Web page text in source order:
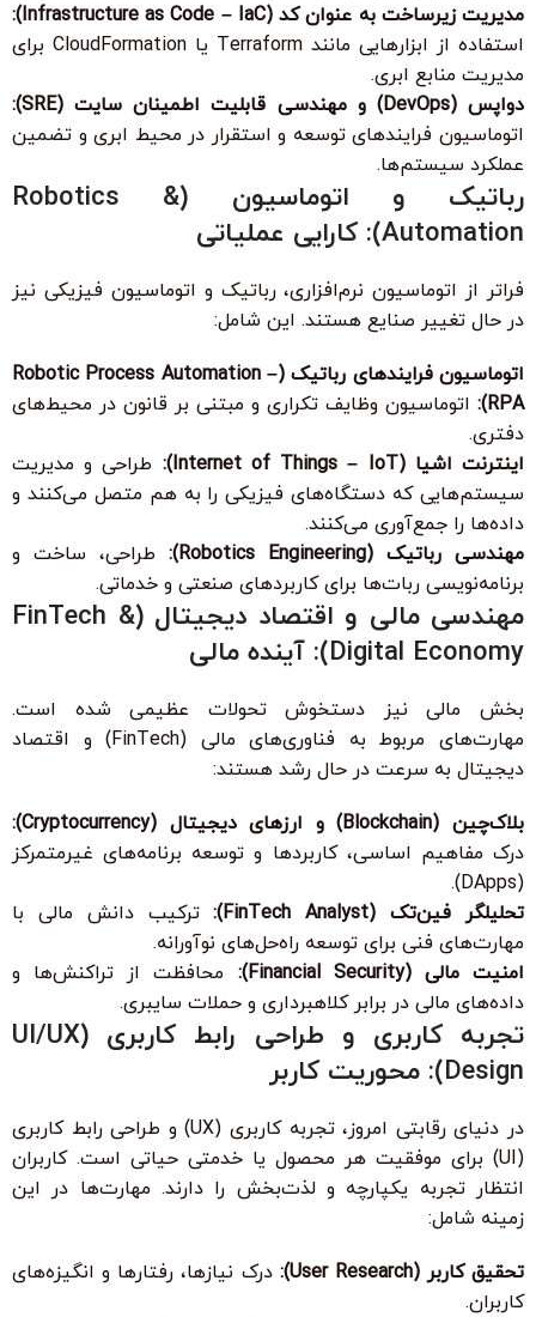
مدیریت زیرساخت به عنوان کد (Infrastructure as Code – IaC):
استفاده از ابزارهایی مانند Terraform یا CloudFormation برای
مدیریت منابع ابری.
دواپس (DevOps) و مهندسی قابلیت اطمینان سایت (SRE):
اتوماسیون فرایندهای توسعه و استقرار در محیط ابری و تضمین
عملکرد سیستم‌ها.
رباتیک و اتوماسیون (Robotics &
Automation): کارایی عملیاتی
فراتر از اتوماسیون نرم‌افزاری، رباتیک و اتوماسیون فیزیکی نیز
در حال تغییر صنایع هستند. این شامل:
اتوماسیون فرایندهای رباتیک (Robotic Process Automation –
RPA):
اتوماسیون وظایف تکراری و مبتنی بر قانون در محیط‌های
دفتری.
اینترنت اشیا (Internet of Things – IoT):
طراحی و مدیریت
سیستم‌هایی که دستگاه‌های فیزیکی را به هم متصل می‌کنند و
داده‌ها را جمع‌آوری می‌کنند.
مهندسی رباتیک (Robotics Engineering):
طراحی، ساخت و
برنامه‌نویسی ربات‌ها برای کاربردهای صنعتی و خدماتی.
مهندسی مالی و اقتصاد دیجیتال (FinTech &
Digital Economy): آینده مالی
بخش مالی نیز دستخوش تحولات عظیمی شده است.
مهارت‌های مربوط به فناوری‌های مالی (FinTech) و اقتصاد
دیجیتال به سرعت در حال رشد هستند:
بلاک‌چین (Blockchain) و ارزهای دیجیتال (Cryptocurrency):
درک مفاهیم اساسی، کاربردها و توسعه برنامه‌های غیرمتمرکز
(DApps).
تحلیلگر فین‌تک (FinTech Analyst):
ترکیب دانش مالی با
مهارت‌های فنی برای توسعه راه‌حل‌های نوآورانه.
امنیت مالی (Financial Security):
محافظت از تراکنش‌ها و
داده‌های مالی در برابر کلاهبرداری و حملات سایبری.
تجربه کاربری و طراحی رابط کاربری (UI/UX
Design): محوریت کاربر
در دنیای رقابتی امروز، تجربه کاربری (UX) و طراحی رابط کاربری
(UI) برای موفقیت هر محصول یا خدمتی حیاتی است. کاربران
انتظار تجربه یکپارچه و لذت‌بخش را دارند. مهارت‌ها در این
زمینه شامل:
تحقیق کاربر (User Research):
درک نیازها، رفتارها و انگیزه‌های
کاربران.